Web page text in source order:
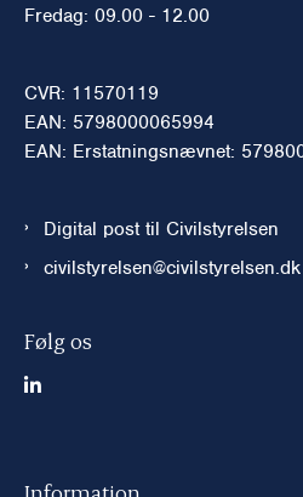
Fredag: 09.00 - 12.00
CVR: 11570119
EAN: 5798000065994
EAN: Erstatningsnævnet:
Digital post til Civilstyrelsen
civilstyrelsen@civilstyrelsen.dk
Følg os
Information